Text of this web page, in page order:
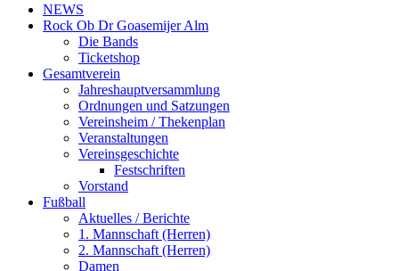
NEWS
Rock Ob Dr Goasemijer Alm
Die Bands
Ticketshop
Gesamtverein
Jahreshauptversammlung
Ordnungen und Satzungen
Vereinsheim / Thekenplan
Veranstaltungen
Vereinsgeschichte
Festschriften
Vorstand
Fußball
Aktuelles / Berichte
1. Mannschaft (Herren)
2. Mannschaft (Herren)
Damen